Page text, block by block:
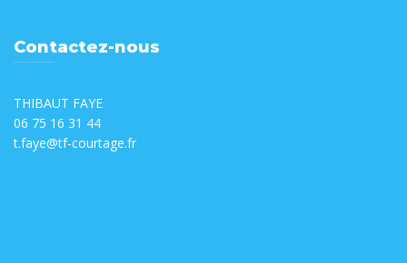
Contactez-nous
THIBAUT FAYE
06 75 16 31 44
t.faye@tf-courtage.fr